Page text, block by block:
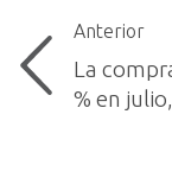
Anterior
La
% en